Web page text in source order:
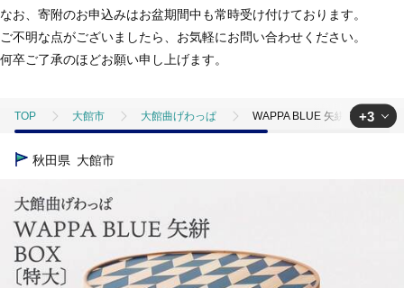
なお、寄附のお申込みはお盆期間中も常時受け付けております。
ご不明な点がございましたら、お気軽にお問い合わせください。
何卒ご了承のほどお願い申し上げます。
TOP 大館市 大館曲げわっぱ WAPPA BLUE 矢絣 BOX〔特
TOP
TOP 日用品・雑貨 伝統工芸品
+3
秋田県 大館市